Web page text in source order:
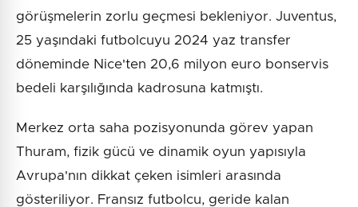
görüşmelerin zorlu geçmesi bekleniyor. Juventus,
25 yaşındaki futbolcuyu 2024 yaz transfer
döneminde Nice'ten 20,6 milyon euro bonservis
bedeli karşılığında kadrosuna katmıştı.
Merkez orta saha pozisyonunda görev yapan
Thuram, fizik gücü ve dinamik oyun yapısıyla
Avrupa'nın dikkat çeken isimleri arasında
gösteriliyor. Fransız futbolcu, geride kalan